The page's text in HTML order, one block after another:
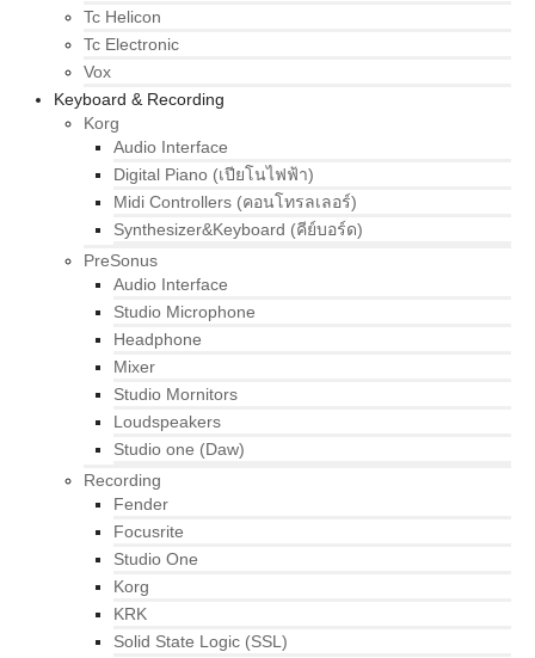
Tc Helicon
Tc Electronic
Vox
Keyboard & Recording
Korg
Audio Interface
Digital Piano (เปียโนไฟฟ้า)
Midi Controllers (คอนโทรลเลอร์)
Synthesizer&Keyboard (คีย์บอร์ด)
PreSonus
Audio Interface
Studio Microphone
Headphone
Mixer
Studio Mornitors
Loudspeakers
Studio one (Daw)
Recording
Fender
Focusrite
Studio One
Korg
KRK
Solid State Logic (SSL)